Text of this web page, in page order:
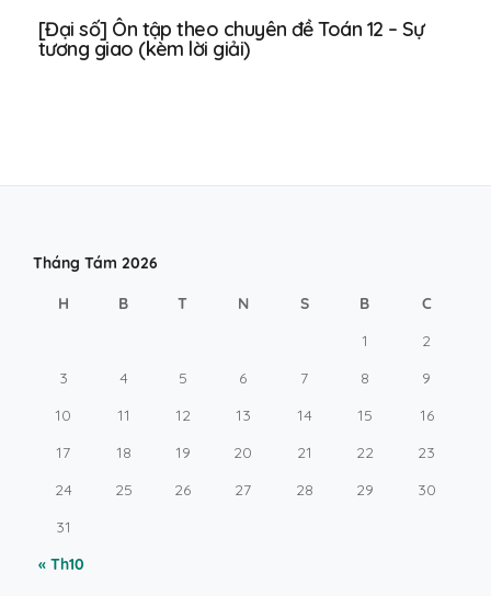
[Đại số] Ôn tập theo chuyên đề Toán 12 – Sự
tương giao (kèm lời giải)
Tháng Tám 2026
H B T N S B C
« Th10
1
2
3
4 5 6 7 8
9
10
11 12 13 14 15
16
17
18 19 20 21 22
23
24
25 26 27 28 29
30
31